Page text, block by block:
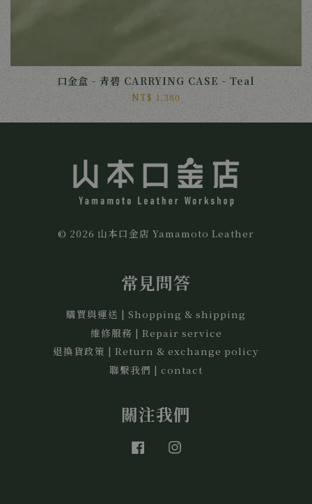
口金盒 - 青碧 CARRYING CASE - Teal
NT$ 1,380
© 2026 山本口金店 Yamamoto Leather
常見問答
購買與運送 | Shopping & shipping
維修服務 | Repair service
退換貨政策 | Return & exchange policy
聯繫我們 | contact
關注我們
Facebook